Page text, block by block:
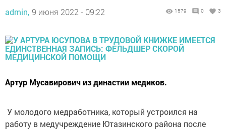
admin, 9 июня 2022 - 09:22 1579 0 3
Артур Мусавирович из династии медиков.
У молодого медработника, который устроился на
работу в медучреждение Ютазинского района после